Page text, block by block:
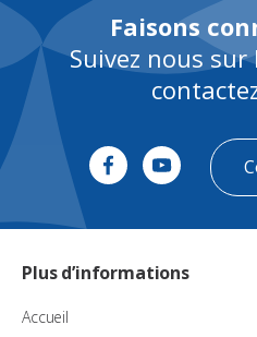
Faisons
Suivez nous
Plus d’informations
Accueil